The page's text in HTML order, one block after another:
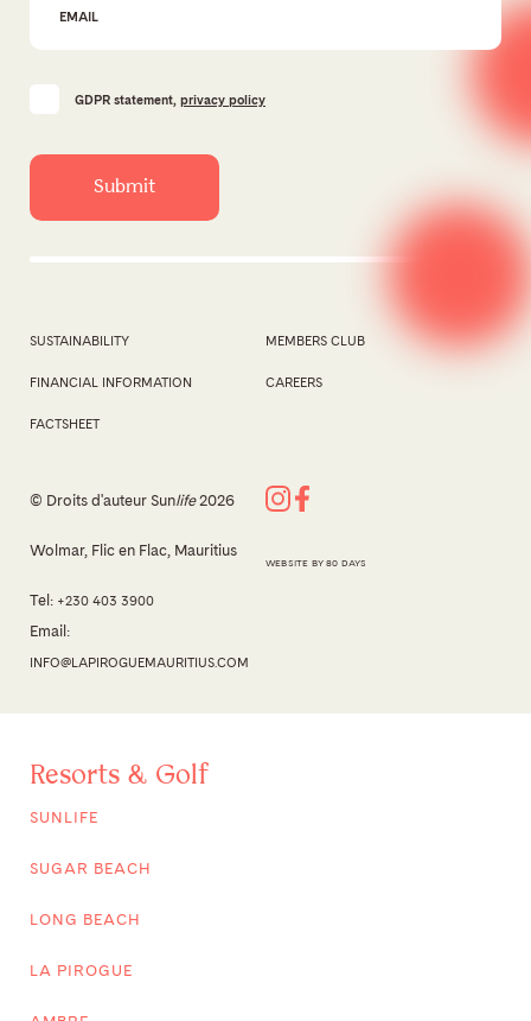
GDPR statement, privacy policy
SUSTAINABILITY
FINANCIAL INFORMATION
FACTSHEET
MEMBERS CLUB
CAREERS
© Droits d'auteur Sunlife2026
Wolmar, Flic en Flac, Mauritius
Tel: +230 403 3900
Email:
INFO@LAPIROGUEMAURITIUS.COM
WEBSITE BY 80 DAYS
Resorts & Golf
SUNLIFE
SUGAR BEACH
LONG BEACH
LA PIROGUE